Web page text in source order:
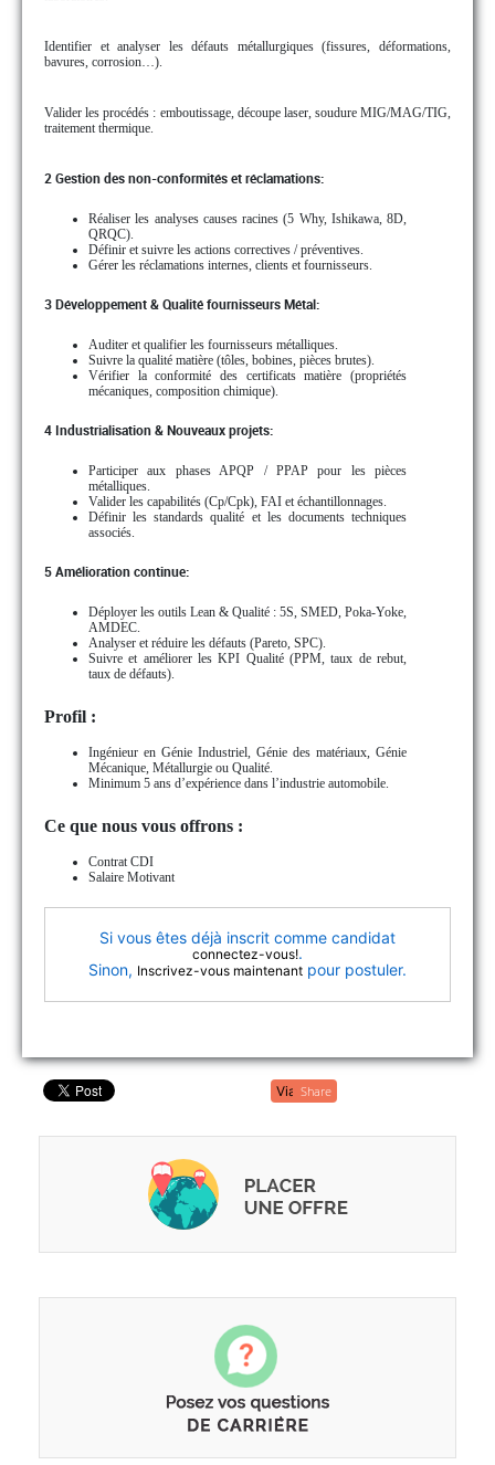
Identifier et analyser les défauts métallurgiques (fissures, déformations,
bavures, corrosion…).
Valider les procédés : emboutissage, découpe laser, soudure MIG/MAG/TIG,
traitement thermique.
2 Gestion des non-conformités et réclamations:
Réaliser les analyses causes racines (5 Why, Ishikawa, 8D,
QRQC).
Définir et suivre les actions correctives / préventives.
Gérer les réclamations internes, clients et fournisseurs.
3 Développement & Qualité fournisseurs Métal:
Auditer et qualifier les fournisseurs métalliques.
Suivre la qualité matière (tôles, bobines, pièces brutes).
Vérifier la conformité des certificats matière (propriétés
mécaniques, composition chimique).
4 Industrialisation & Nouveaux projets:
Participer aux phases APQP / PPAP pour les pièces
métalliques.
Valider les capabilités (Cp/Cpk), FAI et échantillonnages.
Définir les standards qualité et les documents techniques
associés.
5 Amélioration continue:
Déployer les outils Lean & Qualité : 5S, SMED, Poka-Yoke,
AMDEC.
Analyser et réduire les défauts (Pareto, SPC).
Suivre et améliorer les KPI Qualité (PPM, taux de rebut,
taux de défauts).
Profil :
Ingénieur en Génie Industriel, Génie des matériaux, Génie
Mécanique, Métallurgie ou Qualité.
Minimum 5 ans d’expérience dans l’industrie automobile.
Ce que nous vous offrons :
Contrat CDI
Salaire Motivant
Si vous êtes déjà inscrit comme candidat
connectez-vous!.
Sinon, Inscrivez-vous maintenant pour postuler.
Share